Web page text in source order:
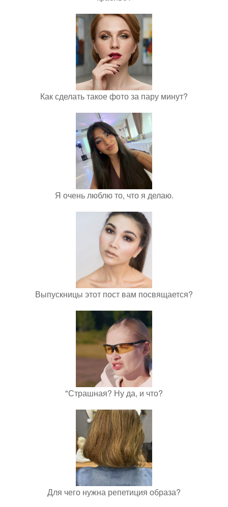
Как сделать такое фото за пару минут?
Я очень люблю то, что я делаю.
Выпускницы этот пост вам посвящается?
"Страшная? Ну да, и что?
Для чего нужна репетиция образа?